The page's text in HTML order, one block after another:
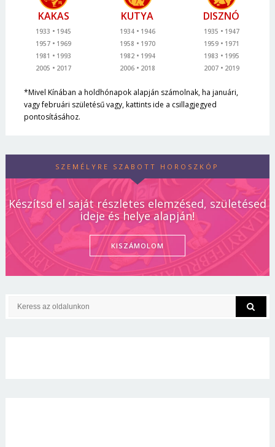
KAKAS
1933
1945
1957
1969
1981
1993
2005
2017
KUTYA
1934
1946
1958
1970
1982
1994
2006
2018
DISZNÓ
1935
1947
1959
1971
1983
1995
2007
2019
*Mivel Kínában a holdhónapok alapján számolnak, ha januári,
vagy februári születésű vagy, kattints ide a csillagjegyed
pontosításához.
SZEMÉLYRE SZABOTT HOROSZKÓP
Készítsd el saját részletes elemzésed, születésed
ideje és helye alapján!
KISZÁMOLOM